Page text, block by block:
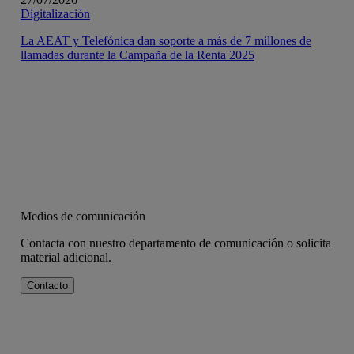
Digitalización
La AEAT y Telefónica dan soporte a más de 7 millones de
llamadas durante la Campaña de la Renta 2025
Medios de comunicación
Contacta con nuestro departamento de comunicación o solicita
material adicional.
Contacto